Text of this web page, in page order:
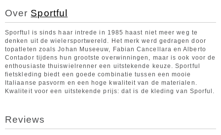
Over Sportful
Sporftul is sinds haar intrede in 1985 haast niet meer weg te
denken uit de wielersportwereld. Het merk werd gedragen door
topatleten zoals Johan Museeuw, Fabian Cancellara en Alberto
Contador tijdens hun grootste overwinningen, maar is ook voor de
enthousiaste thuiswielrenner een uitstekende keuze. Sportful
fietskleding biedt een goede combinatie tussen een mooie
Italiaanse pasvorm en een hoge kwaliteit van de materialen.
Kwaliteit voor een uitstekende prijs: dat is de kleding van Sporful.
Reviews